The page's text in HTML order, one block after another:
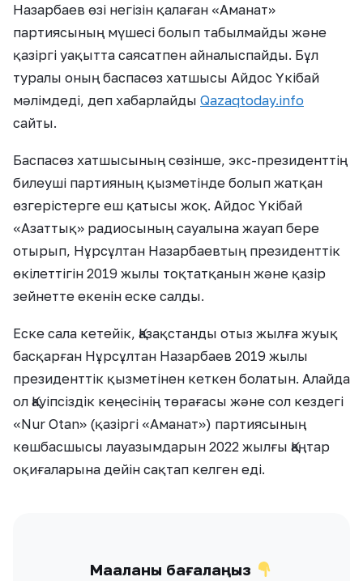
Назарбаев өзі негізін қалаған «Аманат»
партиясының мүшесі болып табылмайды және
қазіргі уақытта саясатпен айналыспайды. Бұл
туралы оның баспасөз хатшысы Айдос Үкібай
мәлімдеді, деп хабарлайды Qazaqtoday.info
сайты.
Баспасөз хатшысының сөзінше, экс-президенттің
билеуші партияның қызметінде болып жатқан
өзгерістерге еш қатысы жоқ. Айдос Үкібай
«Азаттық» радиосының сауалына жауап бере
отырып, Нұрсұлтан Назарбаевтың президенттік
өкілеттігін 2019 жылы тоқтатқанын және қазір
зейнетте екенін еске салды.
Еске сала кетейік, Қазақстанды отыз жылға жуық
басқарған Нұрсұлтан Назарбаев 2019 жылы
президенттік қызметінен кеткен болатын. Алайда
ол Қауіпсіздік кеңесінің төрағасы және сол кездегі
«Nur Otan» (қазіргі «Аманат») партиясының
көшбасшысы лауазымдарын 2022 жылғы Қаңтар
оқиғаларына дейін сақтап келген еді.
Мақаланы бағалаңыз